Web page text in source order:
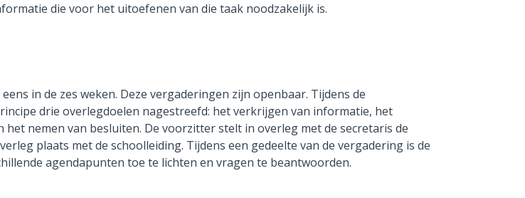
die voor het uitoefenen van die taak noodzakelijk is.
in de zes weken. Deze vergaderingen zijn openbaar. Tijdens de
drie overlegdoelen nagestreefd: het verkrijgen van informatie, het
het nemen van besluiten. De voorzitter stelt in overleg met de secretaris de
plaats met de schoolleiding. Tijdens een gedeelte van de vergadering is de
agendapunten toe te lichten en vragen te beantwoorden.